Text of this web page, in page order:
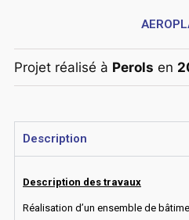
Projet réalisé à Perols en
Description
Description des travaux
Réalisation d’un ensemble de